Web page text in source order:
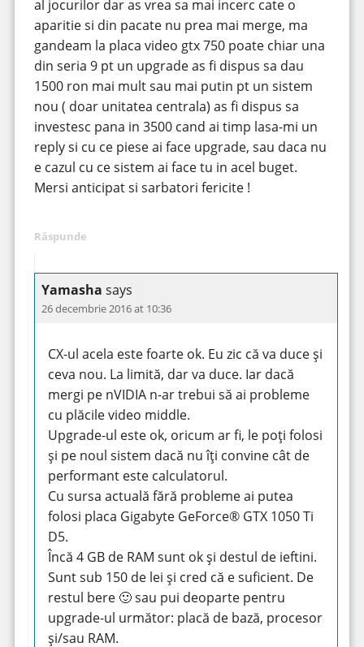
al jocurilor dar as vrea sa mai incerc cate o
aparitie si din pacate nu prea mai merge, ma
gandeam la placa video gtx 750 poate chiar una
din seria 9 pt un upgrade as fi dispus sa dau
1500 ron mai mult sau mai putin pt un sistem
nou ( doar unitatea centrala) as fi dispus sa
investesc pana in 3500 cand ai timp lasa-mi un
reply si cu ce piese ai face upgrade, sau daca nu
e cazul cu ce sistem ai face tu in acel buget.
Mersi anticipat si sarbatori fericite !
Răspunde
Yamasha says
26 decembrie 2016 at 10:36
CX-ul acela este foarte ok. Eu zic că va duce și
ceva nou. La limită, dar va duce. Iar dacă
mergi pe nVIDIA n-ar trebui să ai probleme
cu plăcile video middle.
Upgrade-ul este ok, oricum ar fi, le poți folosi
și pe noul sistem dacă nu îți convine cât de
performant este calculatorul.
Cu sursa actuală fără probleme ai putea
folosi placa Gigabyte GeForce® GTX 1050 Ti
D5.
Încă 4 GB de RAM sunt ok și destul de ieftini.
Sunt sub 150 de lei și cred că e suficient. De
restul bere 🙂 sau pui deoparte pentru
upgrade-ul următor: placă de bază, procesor
și/sau RAM.